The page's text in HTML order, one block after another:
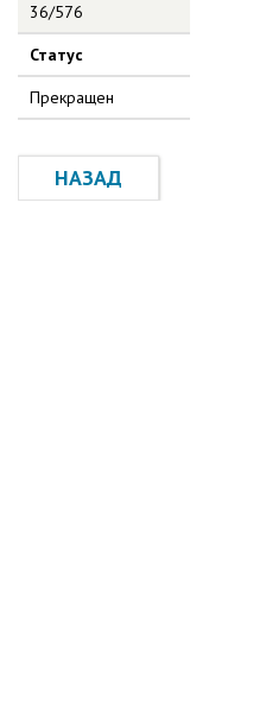
36/576
Статус
Прекращен
НАЗАД